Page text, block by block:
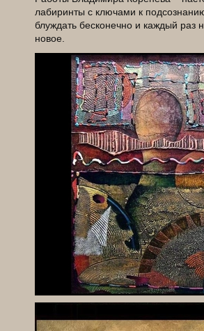
лабиринты с ключами к
блуждать бесконечно и каждый раз
новое.